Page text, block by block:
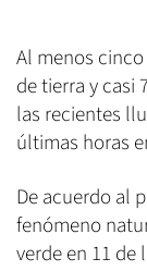
Al menos
de tierra y casi
las recientes
últimas horas
De acuerdo al
fenómeno
verde en 11 de